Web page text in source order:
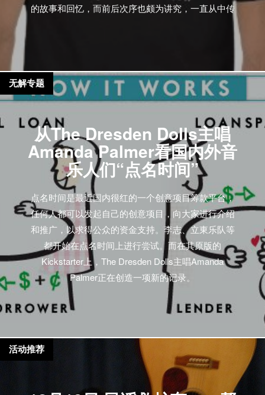
的故事和回忆，而前后次序也颇为讲究，一直从中传
递着制作者良苦的用心和饱含深意的情怀。如今，世
的专利。甚至当你打开虾米的”精选集“，里面已经有成
千上万个成品在等着你。而姑娘们，大概也就对你辛
苦做的mixtape点个”赞“吧。 2. Carrie Brownstein通过
出演美剧《波特兰迪亚》和信用卡广告获得的名声，
远比她作为Sleater Kinney成员来的大。 【无解点评】
Sleater Kinney曾经是美国90年代riot grrrl运动中重要的
一分子，而吉他手Carrie Brownstein也曾被《滚石》杂
志读者评为“全世界最被低估的25个吉他手”之一。然
而，乐队解散后，不少人却通过主流喜剧和商业广告
重新认识了这位在不少独立乐迷心中的女神。你只能
心里怨恨地想“老子20年前听Sleater Kinney的时候，你
们在干什么？”或者是“Carrie，你为什么就这样背叛了
摇滚？”这大概和许多人看待GALA上湖南卫视的《天
天向上》一个道理吧？ 3. 当人们错把那些完全不独立
的乐队称作独立乐队。 【无解点评】 人们：“我平时喜
欢听一些独立乐队” 独立摇滚乐迷们：“啊，我也是，
Slowdive、The Pastles、Silkworm。你喜欢哪些啊？”
人们：“我喜欢最近比较红的Mumford & Sons、还有国
内的果味VC” 独立摇滚乐迷们：“…………” 4. Kim
Gordon和Thurston…
从The Dresden Dolls主唱
Amanda Palmer看国内外音
乐人们“点名时间”
点名时间是最近国内很红的一个创意项目筹款平台，
任何人都可以发起自己的创意项目，向大家进行介绍
和推广，以求得公众的资金支持。李志、立東乐队等
都开始在点名时间上进行尝试。而在其原版的
Kickstarter上，The Dresden Dolls主唱Amanda
Palmer正在创造一项新的记录。
无解专题
活动推荐